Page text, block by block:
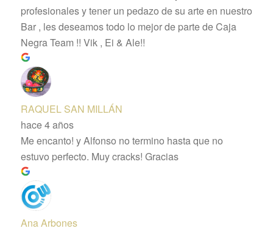
profesionales y tener un pedazo de su arte en nuestro
Bar , les deseamos todo lo mejor de parte de Caja
Negra Team !! Vik , Ei & Ale!!
RAQUEL SAN MILLÁN
hace 4 años
Me encanto! y Alfonso no termino hasta que no
estuvo perfecto. Muy cracks! Gracias
Ana Arbones